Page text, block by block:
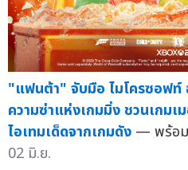
"แฟนต้า" จับมือ ไมโครซอฟท์
ความซ่าแห่งเกมมิ่ง ชวนเกม
ไอเทมเด็ดจากเกมดัง — พร้อม
02 มิ.ย.